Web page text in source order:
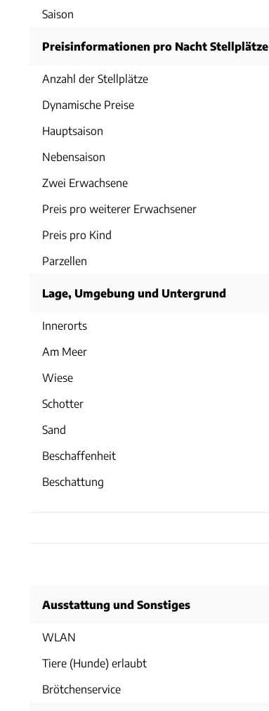
Saison
Preisinformationen pro Nacht Stellplätze
Anzahl der Stellplätze
Dynamische Preise
Hauptsaison
Nebensaison
Zwei Erwachsene
Preis pro weiterer Erwachsener
Preis pro Kind
Parzellen
Lage, Umgebung und Untergrund
Innerorts
Am Meer
Wiese
Schotter
Sand
Beschaffenheit
Beschattung
Ausstattung und Sonstiges
WLAN
Tiere (Hunde) erlaubt
Brötchenservice